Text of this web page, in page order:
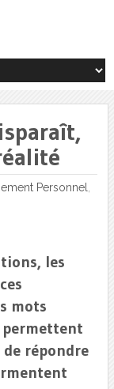
Personnel
les
mots
permettent
répondre